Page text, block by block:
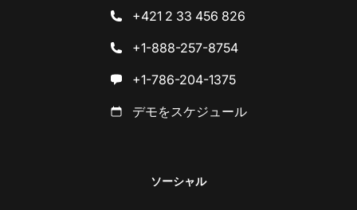
+421 2 33 456 826
+1-888-257-8754
+1-786-204-1375
デモをスケジュール
ソーシャル